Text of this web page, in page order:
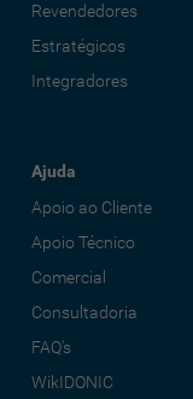
Revendedores
Estratégicos
Integradores
Ajuda
Apoio ao Cliente
Apoio Técnico
Comercial
Consultadoria
FAQ's
WikIDONIC